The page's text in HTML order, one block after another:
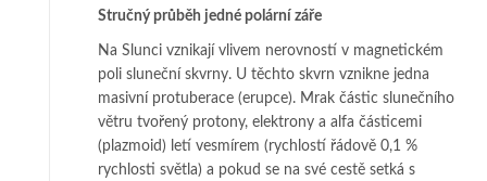
Stručný průběh jedné polární záře
Na Slunci vznikají vlivem nerovností v magnetickém
poli sluneční skvrny. U těchto skvrn vznikne jedna
masivní protuberace (erupce). Mrak částic slunečního
větru tvořený protony, elektrony a alfa částicemi
(plazmoid) letí vesmírem (rychlostí řádově 0,1 %
rychlosti světla) a pokud se na své cestě setká s